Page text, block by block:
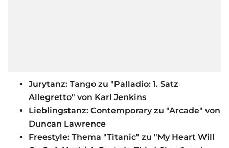
Jurytanz: Tango zu "Palladio: 1. Satz
Allegretto" von Karl Jenkins
Lieblingstanz: Contemporary zu "Arcade" von
Duncan Lawrence
Freestyle: Thema "Titanic" zu "My Heart Will